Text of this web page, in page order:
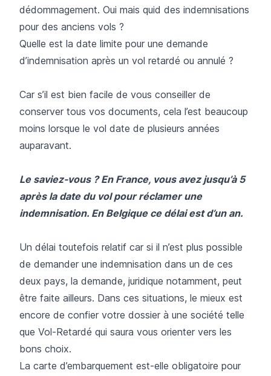
dédommagement. Oui mais quid des indemnisations
pour des anciens vols ?
Quelle est la date limite pour une demande
d’indemnisation après un vol retardé ou annulé ?
Car s’il est bien facile de vous conseiller de
conserver tous vos documents, cela l’est beaucoup
moins lorsque le vol date de plusieurs années
auparavant.
Le saviez-vous ? En France, vous avez jusqu’à 5
après la date du vol pour réclamer une
indemnisation. En Belgique ce délai est d’un an.
Un délai toutefois relatif car si il n’est plus possible
de demander une indemnisation dans un de ces
deux pays, la demande, juridique notamment, peut
être faite ailleurs. Dans ces situations, le mieux est
encore de confier votre dossier à une société telle
que Vol-Retardé qui saura vous orienter vers les
bons choix.
La carte d’embarquement est-elle obligatoire pour